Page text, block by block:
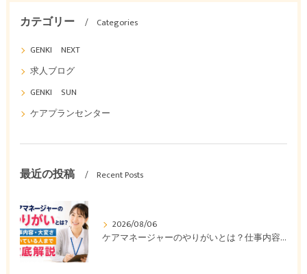
カテゴリー
Categories
GENKI NEXT
求人ブログ
GENKI SUN
ケアプランセンター
最近の投稿 Recent Posts
2026/08/06
ケアマネージャーのやりがいとは？仕事内容・大変さ・向いている人まで徹底解説